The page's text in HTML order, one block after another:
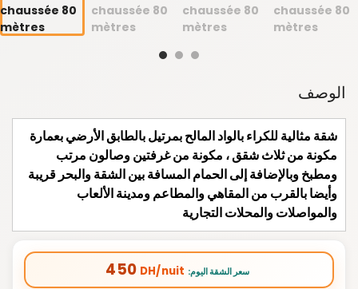
الوصف
شقة مثالية للكراء بالواد المالح بمرتيل بالطابق الأرضي بعمارة
مكونة من ثلاث شقق ، مكونة من غرفتين وصالون مرتب
ومطبخ وبالإضافة إلى الحمام المسافة بين الشقة والبحر قريبة
وأيضا بالقرب من المقاهي والمطاعم ومدينة الألعاب
والمواصلات والمحلات التجارية
450 DH/nuit :سعر الشقة اليوم